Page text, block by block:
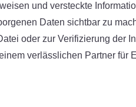
und versteckte
Daten sichtbar zu
oder zur Verifizierung der
verlässlichen Partner für